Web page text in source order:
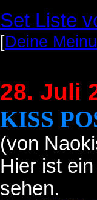
Set Liste
[Deine
28. Juli
KISS
(von
Hier ist
sehen.